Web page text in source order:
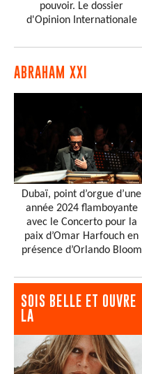
pouvoir. Le dossier
d'Opinion Internationale
ABRAHAM XXI
Dubaï, point d’orgue d’une
année 2024 flamboyante
avec le Concerto pour la
paix d’Omar Harfouch en
présence d’Orlando Bloom
SOIS BELLE ET OUVRE
LA